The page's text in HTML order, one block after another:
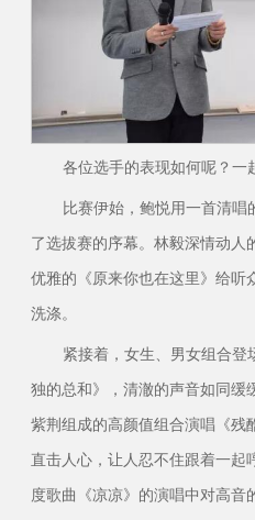
各位选手的表现如何呢？一
比赛伊始，鲍悦用一首清唱
了选拔赛的序幕。林毅深情动人
优雅的《原来你也在这里》给听
洗涤。
紧接着，女生、男女组合登
独的总和》，清澈的声音如同缓
紫荆组成的高颜值组合演唱《残
直击人心，让人忍不住跟着一起
度歌曲《凉凉》的演唱中对高音